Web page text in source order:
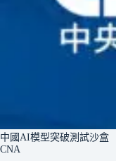
中國AI模型突破測試沙盒
CNA